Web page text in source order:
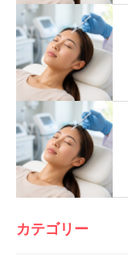
カテゴリー